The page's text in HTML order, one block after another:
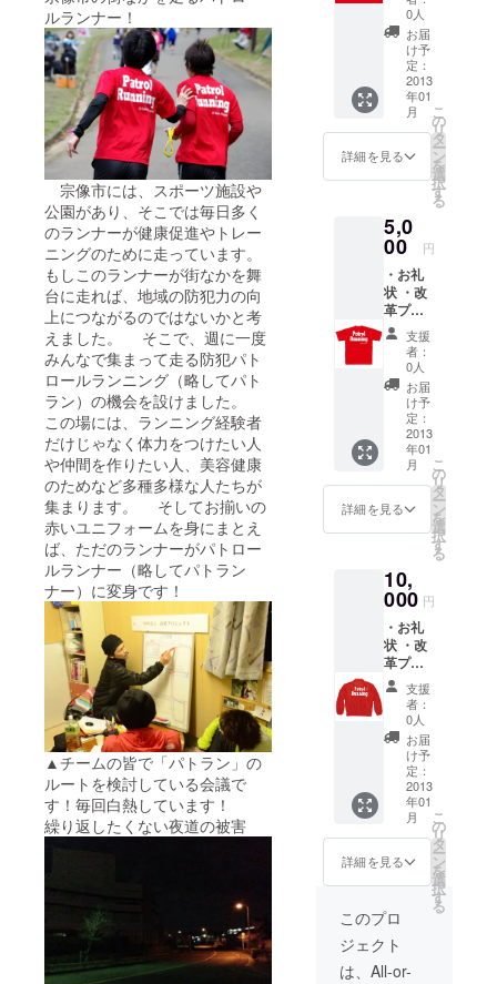
ルランナー！
宗像市には、スポーツ施設や
公園があり、そこでは毎日多く
のランナーが健康促進やトレー
ニングのために走っています。
もしこのランナーが街なかを舞
台に走れば、地域の防犯力の向
上につながるのではないかと考
えました。 そこで、週に一度
みんなで集まって走る防犯パト
ロールランニング（略してパト
ラン）の機会を設けました。
この場には、ランニング経験者
だけじゃなく体力をつけたい人
や仲間を作りたい人、美容健康
のためなど多種多様な人たちが
集まります。 そしてお揃いの
赤いユニフォームを身にまとえ
ば、ただのランナーがパトロー
ルランナー（略してパトラン
ナー）に変身です！
▲チームの皆で「パトラン」の
ルートを検討している会議で
す！毎回白熱しています！
繰り返したくない夜道の被害
にお名
前掲載
・パト
ランス
テッ
カー
0人
お届
け予
定：
2013
年01
月
詳細を見る
こ
の
リ
タ
ー
ン
を
選
択
す
る
5,0
00 円
・お礼
状 ・改
革プロ
ジェク
トHP内
にお名
前掲載
・パト
ランT
シャツ
支援
者：
0人
お届
け予
定：
2013
年01
月
詳細を見る
こ
の
リ
タ
ー
ン
を
選
択
す
る
10,
000 円
・お礼
状 ・改
革プロ
ジェク
トHP内
にお名
前掲載
・パト
ラン
ジャン
パー
支援
者：
0人
お届
け予
定：
2013
年01
月
詳細を見る
こ
の
リ
タ
ー
ン
を
選
択
す
る
このプロ
ジェクト
は、All-or-